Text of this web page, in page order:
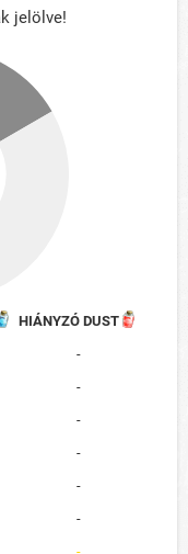
jelölve!
HIÁNYZÓ DUST
-
-
-
-
-
-